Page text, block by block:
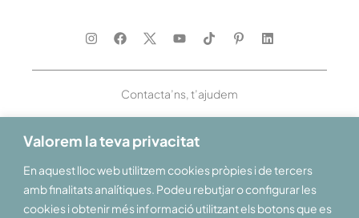
Valorem la teva privacitat
En aquest lloc web utilitzem cookies pròpies i de tercers
amb finalitats analítiques. Podeu rebutjar o configurar les
cookies i obtenir més informació utilitzant els botons que es
Contacta’ns, t’ajudem
Et donem la benvinguda al Pirineu i les Terres de Lleida